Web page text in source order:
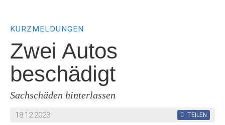
KURZMELDUNGEN
Zwei Autos
beschädigt
Sachschäden hinterlassen
18.12.2023 TEILEN